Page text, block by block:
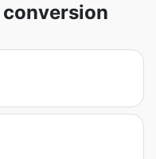
conversion